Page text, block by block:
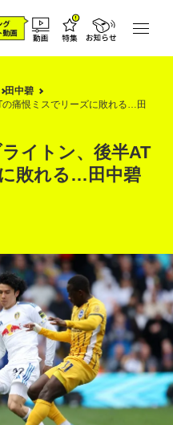
田中碧
痛恨ミスでリーズに敗れる…田
イトン、後半AT
敗れる…田中碧